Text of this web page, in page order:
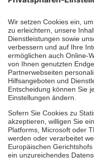
Aus-